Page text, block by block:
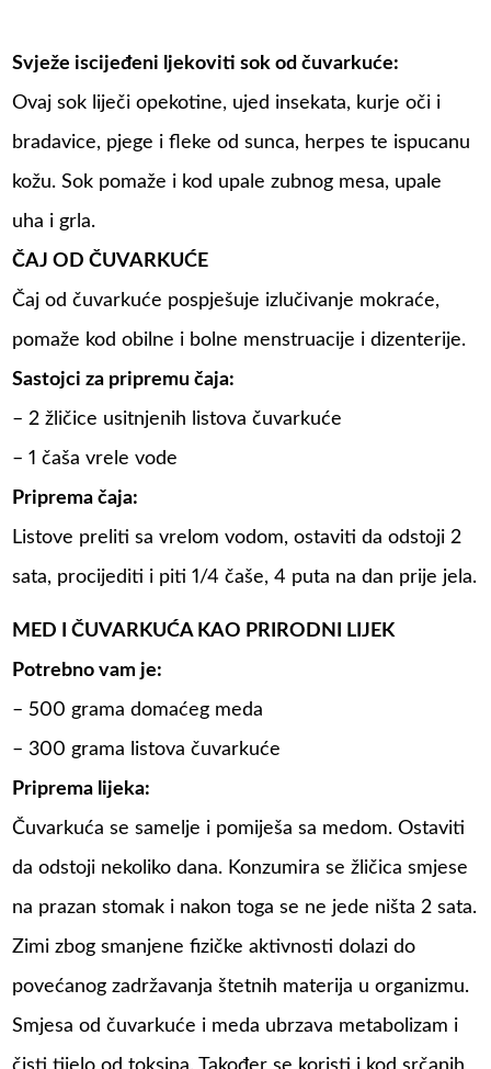
Svježe iscijeđeni ljekoviti sok od čuvarkuće:
Ovaj sok liječi opekotine, ujed insekata, kurje oči i
bradavice, pjege i fleke od sunca, herpes te ispucanu
kožu. Sok pomaže i kod upale zubnog mesa, upale
uha i grla.
ČAJ OD ČUVARKUĆE
Čaj od čuvarkuće pospješuje izlučivanje mokraće,
pomaže kod obilne i bolne menstruacije i dizenterije.
Sastojci za pripremu čaja:
– 2 žličice usitnjenih listova čuvarkuće
– 1 čaša vrele vode
Priprema čaja:
Listove preliti sa vrelom vodom, ostaviti da odstoji 2
sata, procijediti i piti 1/4 čaše, 4 puta na dan prije jela.
MED I ČUVARKUĆA KAO PRIRODNI LIJEK
Potrebno vam je:
– 500 grama domaćeg meda
– 300 grama listova čuvarkuće
Priprema lijeka:
Čuvarkuća se samelje i pomiješa sa medom. Ostaviti
da odstoji nekoliko dana. Konzumira se žličica smjese
na prazan stomak i nakon toga se ne jede ništa 2 sata.
Zimi zbog smanjene fizičke aktivnosti dolazi do
povećanog zadržavanja štetnih materija u organizmu.
Smjesa od čuvarkuće i meda ubrzava metabolizam i